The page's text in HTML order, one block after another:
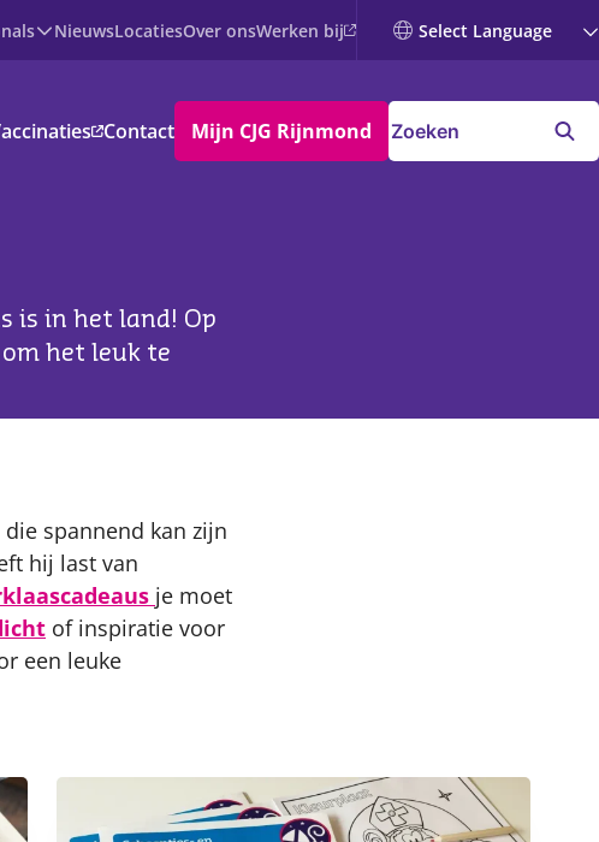
NieuwsLocatiesOver onsWerken bij
Contact Mijn CJG Rijnmond
is in het land! Op
het leuk te
spannend kan zijn
hij last van
je moet
of inspiratie voor
een leuke